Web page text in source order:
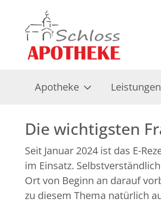
Apotheke Leistungen
Die wichtigsten
Seit Januar 2024 ist das E-
im Einsatz.
Ort von Beginn an darauf
zu diesem Thema natürlich